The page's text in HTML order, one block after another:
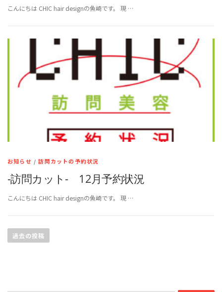
こんにちは CHIC hair designの魚崎です。 現 …
お知らせ /訪問カットの予約状況
-訪問カット- 12月予約状況
こんにちは CHIC hair designの魚崎です。 現 …
稿
過去の投稿